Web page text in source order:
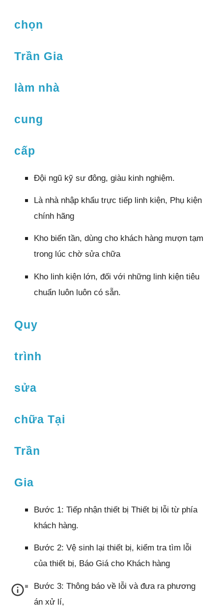
chọn
Trần Gia
làm nhà
cung
cấp
Đội ngũ kỹ sư đông, giàu kinh nghiệm.
Là nhà nhập khẩu trực tiếp linh kiện, Phụ kiện
chính hãng
Kho biến tần, dùng cho khách hàng mượn tạm
trong lúc chờ sửa chữa
Kho linh kiện lớn, đối với những linh kiện tiêu
chuẩn luôn luôn có sẵn.
Quy
trình
sửa
chữa Tại
Trần
Gia
Bước 1: Tiếp nhận thiết bị Thiết bị lỗi từ phía
khách hàng.
Bước 2: Vệ sinh lại thiết bị, kiểm tra tìm lỗi
của thiết bị, Báo Giá cho Khách hàng
Bước 3: Thông báo về lỗi và đưa ra phương
án xử lí,